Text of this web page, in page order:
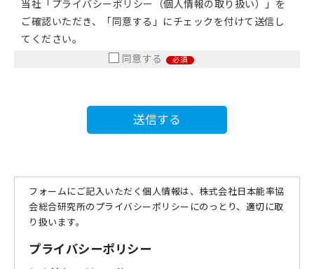
当社「プライバシーポリシー（個人情報の取り扱い）」を
ご確認いただき、「同意する」にチェックを付けて送信し
てください。
同意する
必須
フォームにご記入いただく個人情報は、株式会社日本能率協
会総合研究所のプライバシーポリシーにのっとり、適切に取
り扱います。
プライバシーポリシー